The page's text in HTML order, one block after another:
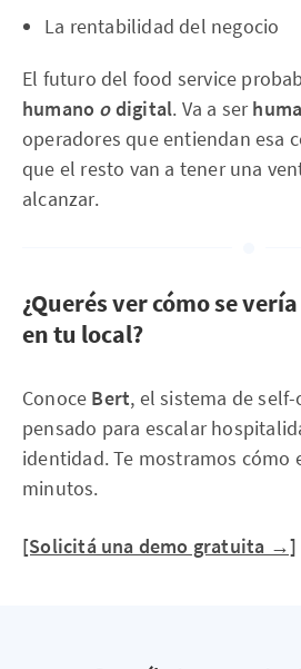
La rentabilidad del negocio
El futuro del food service
humano odigital. Va a ser
operadores que entiendan esa
que el resto van a tener una
alcanzar.
¿Querés ver cómo se
en tu local?
Conoce Bert, el sistema de
pensado para escalar
identidad. Te mostramos cómo
minutos.
[Solicitá una demo gratuita →]